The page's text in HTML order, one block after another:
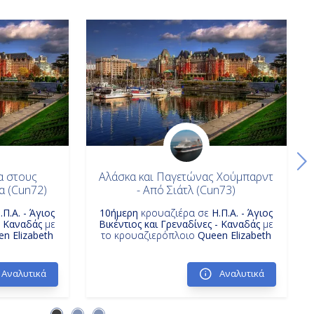
στους
(Cun72)
- Άγιος
Καναδάς με
Elizabeth
Αλάσκα και Παγετώνας Χούμπαρντ
- Από Σιάτλ (Cun73)
10ήμερη κρουαζιέρα σε Η.Π.Α. - Άγιος
Βικέντιος και Γρεναδίνες - Καναδάς με
το κρουαζιερόπλοιοQueen Elizabeth
Αναλυτικά